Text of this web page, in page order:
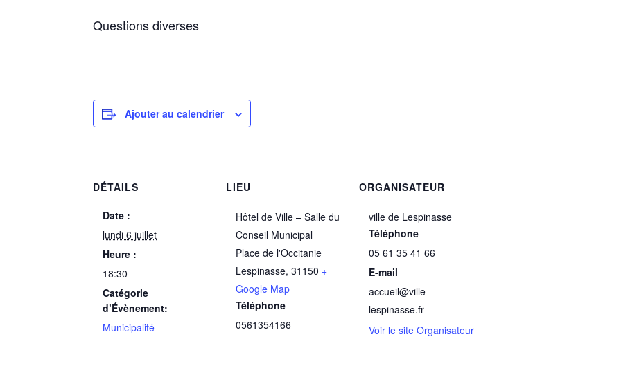
Questions diverses
Ajouter au calendrier
DÉTAILS
Date :
lundi 6 juillet
Heure :
18:30
Catégorie
d’Évènement:
Municipalité
LIEU
Hôtel de Ville – Salle du
Conseil Municipal
Place de l'Occitanie
Lespinasse, 31150 +
Google Map
Téléphone
0561354166
ORGANISATEUR
ville de Lespinasse
Téléphone
05 61 35 41 66
E-mail
accueil@ville-
lespinasse.fr
Voir le site Organisateur